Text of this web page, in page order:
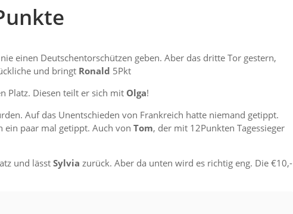
einen Deutschentorschützen geben. Aber das dritte Tor gestern,
und bringt Ronald 5Pkt
Platz. Diesen teilt er sich mit Olga!
Auf das Unentschieden von Frankreich hatte niemand getippt.
ein paar mal getippt. Auch von Tom, der mit 12Punkten Tagessieger
und lässt Sylvia zurück. Aber da unten wird es richtig eng. Die €10,-